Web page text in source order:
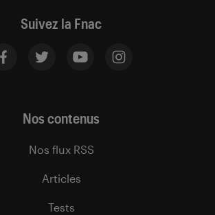
Suivez la Fnac
Nos contenus
Nos flux RSS
Articles
Tests